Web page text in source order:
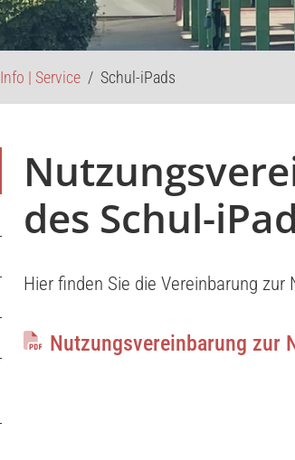
Info | Service Schul-iPads
des Schul-
Hier finden Sie die Vereinbarung
Nutzungsvereinbarung zur